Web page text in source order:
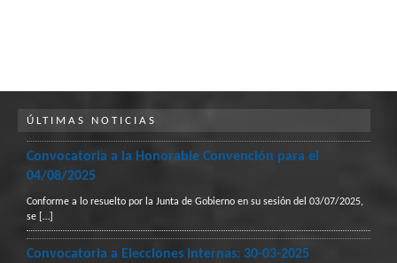
ÚLTIMAS NOTICIAS
Convocatoria a la Honorable Convención para el
04/08/2025
Conforme a lo resuelto por la Junta de Gobierno en su sesión del 03/07/2025,
se […]
Convocatoria a Elecciones Internas: 30-03-2025